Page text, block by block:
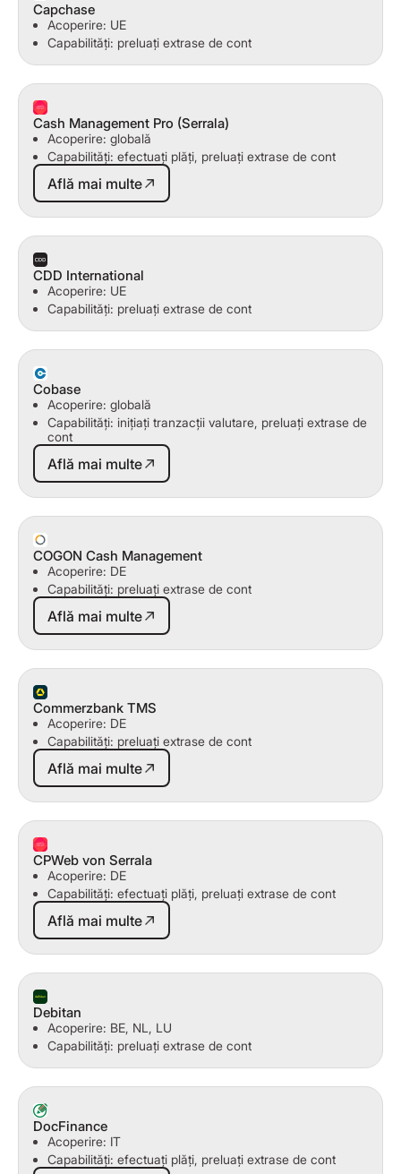
Capchase
Acoperire: UE
Capabilități: preluați extrase de cont
Cash Management Pro (Serrala)
Acoperire: globală
Capabilități: efectuați plăți, preluați extrase de cont
Află mai multe
Află mai multe
CDD International
Acoperire: UE
Capabilități: preluați extrase de cont
Cobase
Acoperire: globală
Capabilități: inițiați tranzacții valutare, preluați extrase de
cont
Află mai multe
Află mai multe
COGON Cash Management
Acoperire: DE
Capabilități: preluați extrase de cont
Află mai multe
Află mai multe
Commerzbank TMS
Acoperire: DE
Capabilități: preluați extrase de cont
Află mai multe
Află mai multe
CPWeb von Serrala
Acoperire: DE
Capabilități: efectuați plăți, preluați extrase de cont
Află mai multe
Află mai multe
Debitan
Acoperire: BE, NL, LU
Capabilități: preluați extrase de cont
DocFinance
Acoperire: IT
Capabilități: efectuați plăți, preluați extrase de cont